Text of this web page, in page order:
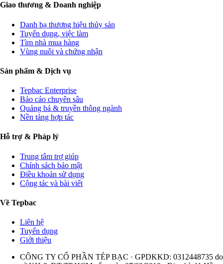
Giao thương & Doanh nghiệp
Danh bạ thương hiệu thủy sản
Tuyển dụng, việc làm
Tìm nhà mua hàng
Vùng nuôi và chứng nhận
Sản phẩm & Dịch vụ
Tepbac Enterprise
Báo cáo chuyên sâu
Quảng bá & truyền thông ngành
Nền tảng hợp tác
Hỗ trợ & Pháp lý
Trung tâm trợ giúp
Chính sách bảo mật
Điều khoản sử dụng
Cộng tác và bài viết
Về Tepbac
Liên hệ
Tuyển dụng
Giới thiệu
CÔNG TY CỔ PHẦN TÉP BẠC · GPDKKD: 0312448735 do